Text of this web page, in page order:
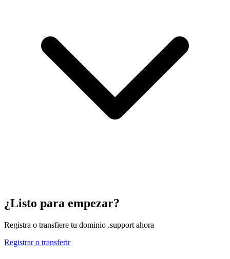
¿Listo para empezar?
Registra o transfiere tu dominio .support ahora
Registrar o transferir